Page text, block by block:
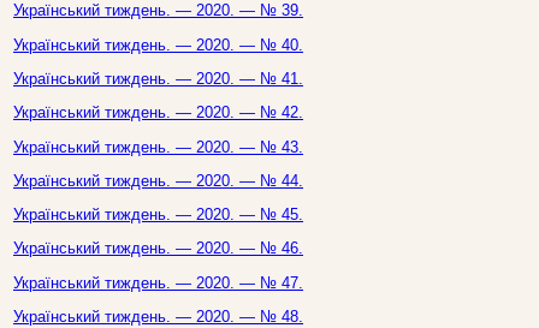
Український тиждень. — 2020. — № 39.
Український тиждень. — 2020. — № 40.
Український тиждень. — 2020. — № 41.
Український тиждень. — 2020. — № 42.
Український тиждень. — 2020. — № 43.
Український тиждень. — 2020. — № 44.
Український тиждень. — 2020. — № 45.
Український тиждень. — 2020. — № 46.
Український тиждень. — 2020. — № 47.
Український тиждень. — 2020. — № 48.